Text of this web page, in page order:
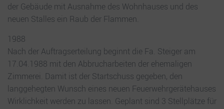
der Gebäude mit Ausnahme des Wohnhauses und des
neuen Stalles ein Raub der Flammen.
1988
Nach der Auftragserteilung beginnt die Fa. Steiger am
17.04.1988 mit den Abbrucharbeiten der ehemaligen
Zimmerei. Damit ist der Startschuss gegeben, den
langgehegten Wunsch eines neuen Feuerwehrgerätehauses
Wirklichkeit werden zu lassen. Geplant sind 3 Stellplätze für